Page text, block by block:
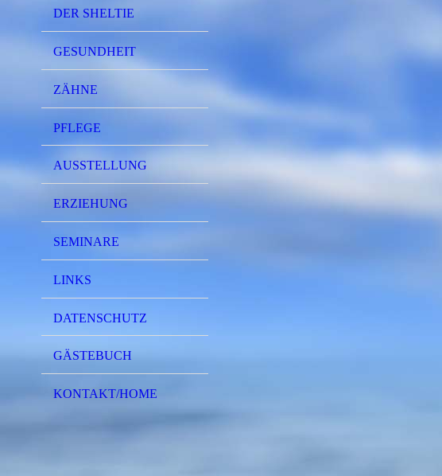
DER SHELTIE
GESUNDHEIT
ZÄHNE
PFLEGE
AUSSTELLUNG
ERZIEHUNG
SEMINARE
LINKS
DATENSCHUTZ
GÄSTEBUCH
KONTAKT/HOME